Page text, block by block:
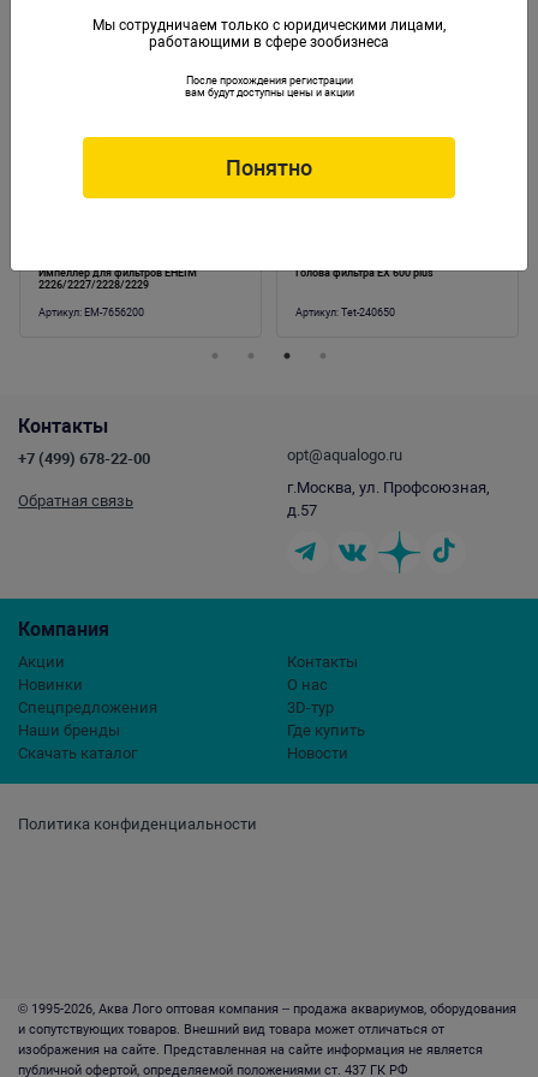
Аналогичные товары
Импеллер для фильтров EHEIM
2226/2227/2228/2229
Артикул: EM-7656200
Голова фильтра EX 600 plus
Артикул: Tet-240650
Политика конфиденциальности
Компания
Акции
Новинки
Спецпредложения
Наши бренды
Скачать каталог
Контакты
О нас
3D-тур
Где купить
Новости
Контакты
+7 (499) 678-22-00
Обратная связь
opt@aqualogo.ru
г.Москва, ул. Профсоюзная,
д.57
© 1995-2026, Аква Лого оптовая компания – продажа аквариумов, оборудования
и сопутствующих товаров. Внешний вид товара может отличаться от
изображения на сайте. Представленная на сайте информация не является
публичной офертой, определяемой положениями ст. 437 ГК РФ
Мы сотрудничаем только с юридическими лицами,
работающими в сфере зообизнеса
После прохождения регистрации
вам будут доступны цены и акции
Понятно